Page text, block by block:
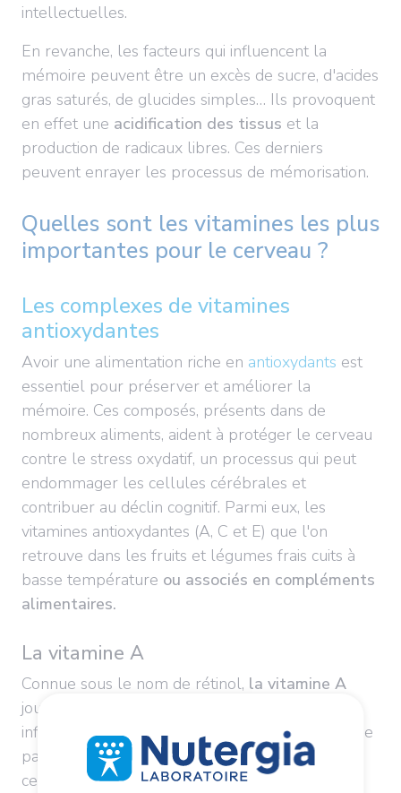
intellectuelles.
En revanche, les facteurs qui influencent la
mémoire peuvent être un excès de sucre, d'acides
gras saturés, de glucides simples… Ils provoquent
en effet une acidification des tissus et la
production de radicaux libres. Ces derniers
peuvent enrayer les processus de mémorisation.
Quelles sont les vitamines les plus
importantes pour le cerveau ?
Les complexes de vitamines
antioxydantes
Avoir une alimentation riche en antioxydants est
essentiel pour préserver et améliorer la
mémoire. Ces composés, présents dans de
nombreux aliments, aident à protéger le cerveau
contre le stress oxydatif, un processus qui peut
endommager les cellules cérébrales et
contribuer au déclin cognitif. Parmi eux, les
vitamines antioxydantes (A, C et E) que l'on
retrouve dans les fruits et légumes frais cuits à
basse température ou associés en compléments
alimentaires.
La vitamine A
Connue sous le nom de rétinol, la vitamine A
joue un rôle majeur dans la transmission des
influx nerveux entre les neurones. Cette vitamine
participe activement à la création des synapses,
ces points de connexion essentiels pour la